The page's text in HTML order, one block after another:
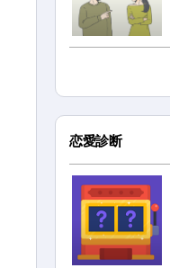
恋愛診断